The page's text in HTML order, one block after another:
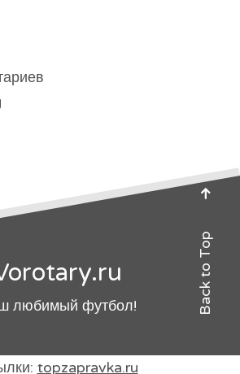
любимый футбол! Back to Top
topzapravka.ru